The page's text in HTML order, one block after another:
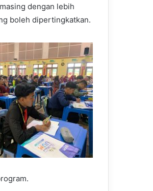
dengan lebih
boleh dipertingkatkan.